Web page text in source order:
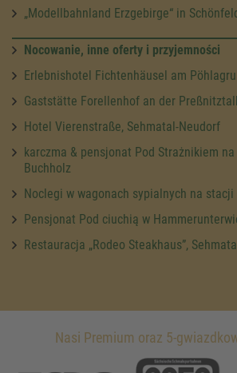
„Modellbahnland Erzgebirge“ in
Nocowanie, inne oferty i przyjemności
Erlebnishotel Fichtenhäusel am
Gaststätte Forellenhof an der
Hotel Vierenstraße, Sehmatal-Neudorf
karczma & pensjonat Pod Strażnikiem
Buchholz
Noclegi w wagonach sypialnych na
Pensjonat Pod ciuchią w
Restauracja „Rodeo Steakhaus”,
Nasi Premium oraz 5-